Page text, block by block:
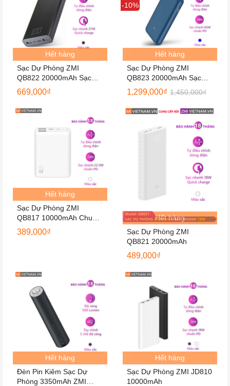
Hết hàng
Sạc Dự Phòng ZMI
QB822 20000mAh Sạc
Nhanh 27W
669,000₫
Sale
-10%
Hết hàng
Sạc Dự Phòng ZMI
QB823 20000mAh Sạc
Nhanh 65W
1,299,000₫ 1,450,000₫
Hết hàng
Sạc Dự Phòng ZMI
QB817 10000mAh Chuẩn
PD
389,000₫
Hết hàng
Sạc Dự Phòng ZMI
QB821 20000mAh
489,000₫
Hết hàng
Đèn Pin Kiêm Sạc Dự
Phòng 3350mAh ZMI
Hết hàng
Sạc Dự Phòng ZMI JD810
10000mAh